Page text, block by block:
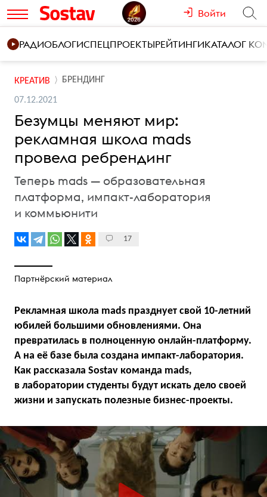
Войти
РАДИОБЛОГИСПЕЦПРОЕКТЫРЕЙТИНГИКАТАЛОГ
КРЕАТИВ БРЕНДИНГ
07.12.2021
Безумцы меняют мир:
рекламная школа mads
провела ребрендинг
Теперь mads — образовательная
платформа, импакт-лаборатория
и коммьюнити
17
Партнёрский материал
Рекламная школа mads празднует свой 10-летний
юбилей большими обновлениями. Она
превратилась в полноценную онлайн-платформу.
А на её базе была создана импакт-лаборатория.
Как рассказала Sostav команда mads,
в лаборатории студенты будут искать дело своей
жизни и запускать полезные бизнес-проекты.